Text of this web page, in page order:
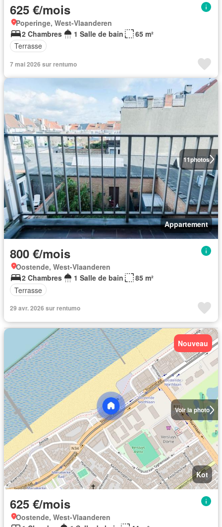
625 €/mois
Poperinge, West-Vlaanderen
2 Chambres
1 Salle de bain
65 m²
Terrasse
7 mai 2026 sur rentumo
11photos
Appartement
800 €/mois
Oostende, West-Vlaanderen
2 Chambres
1 Salle de bain
85 m²
Terrasse
29 avr. 2026 sur rentumo
Voir la photo
Nouveau
Kot
625 €/mois
Oostende, West-Vlaanderen